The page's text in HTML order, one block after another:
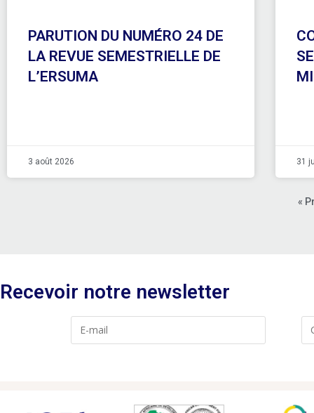
PARUTION DU NUMÉRO 24 DE
LA REVUE SEMESTRIELLE DE
L’ERSUMA
3 août 2026 31
«
Recevoir notre newsletter